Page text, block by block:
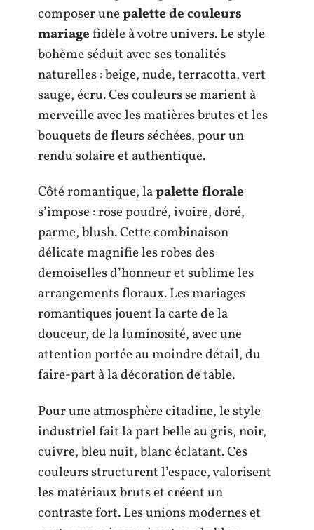
composer unepalette de couleurs
mariagefidèle à votre univers. Le style
bohème séduit avec ses tonalités
naturelles : beige, nude, terracotta, vert
sauge, écru. Ces couleurs se marient à
merveille avec les matières brutes et les
bouquets de fleurs séchées, pour un
rendu solaire et authentique.
Côté romantique, lapalette florale
s’impose : rose poudré, ivoire, doré,
parme, blush. Cette combinaison
délicate magnifie les robes des
demoiselles d’honneur et sublime les
arrangements floraux. Les mariages
romantiques jouent la carte de la
douceur, de la luminosité, avec une
attention portée au moindre détail, du
faire-part à la décoration de table.
Pour une atmosphère citadine, le style
industriel fait la part belle au gris, noir,
cuivre, bleu nuit, blanc éclatant. Ces
couleurs structurent l’espace, valorisent
les matériaux bruts et créent un
contraste fort. Les unions modernes et